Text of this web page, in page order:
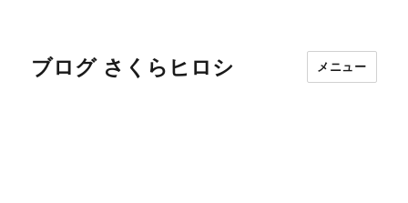
ブログ さくらヒロシ メニュー